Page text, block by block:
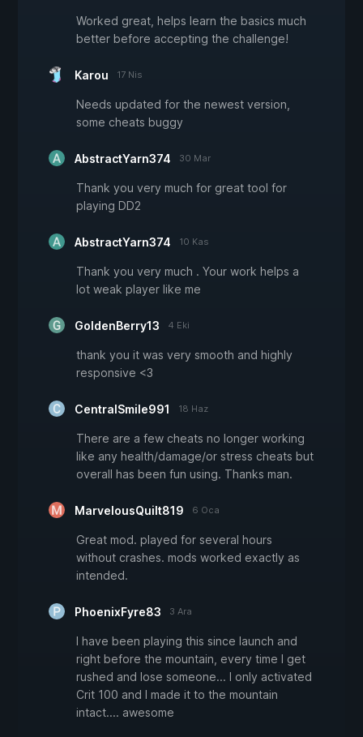
Worked great, helps learn the basics much
better before accepting the challenge!
Karou 17 Nis
Needs updated for the newest version,
some cheats buggy
AbstractYarn374 30 Mar
Thank you very much for great tool for
playing DD2
AbstractYarn374 10 Kas
Thank you very much . Your work helps a
lot weak player like me
GoldenBerry13 4 Eki
thank you it was very smooth and highly
responsive <3
CentralSmile991 18 Haz
There are a few cheats no longer working
like any health/damage/or stress cheats but
overall has been fun using. Thanks man.
MarvelousQuilt819 6 Oca
Great mod. played for several hours
without crashes. mods worked exactly as
intended.
PhoenixFyre83 3 Ara
I have been playing this since launch and
right before the mountain, every time I get
rushed and lose someone... I only activated
Crit 100 and I made it to the mountain
intact.... awesome